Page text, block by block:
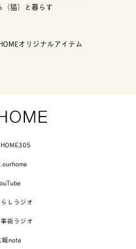
猫）と暮らす
オリジナルアイテム
しラジオ
術ラジオ
報note